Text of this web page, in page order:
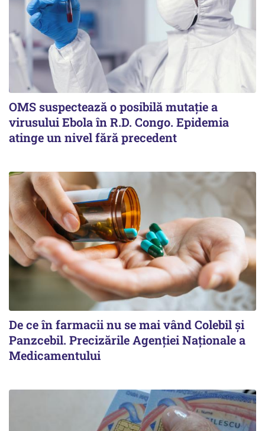
OMS suspectează o posibilă mutație a
virusului Ebola în R.D. Congo. Epidemia
atinge un nivel fără precedent
De ce în farmacii nu se mai vând Colebil și
Panzcebil. Precizările Agenției Naționale a
Medicamentului